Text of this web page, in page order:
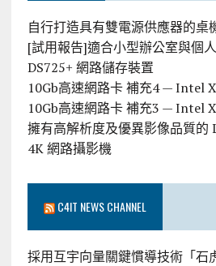
自行打造具有雙電源供應器的桌
[試用報告]適合小型辦公室與個
DS725+ 網路儲存裝置
10Gb高速網路卡 補充4 — Intel
10Gb高速網路卡 補充3 — Intel
擁有高解析度及優異影像品質的
4K 網路攝影機
C4IT NEWS CHANNEL
採用互宇向量關鍵慣導技術「石